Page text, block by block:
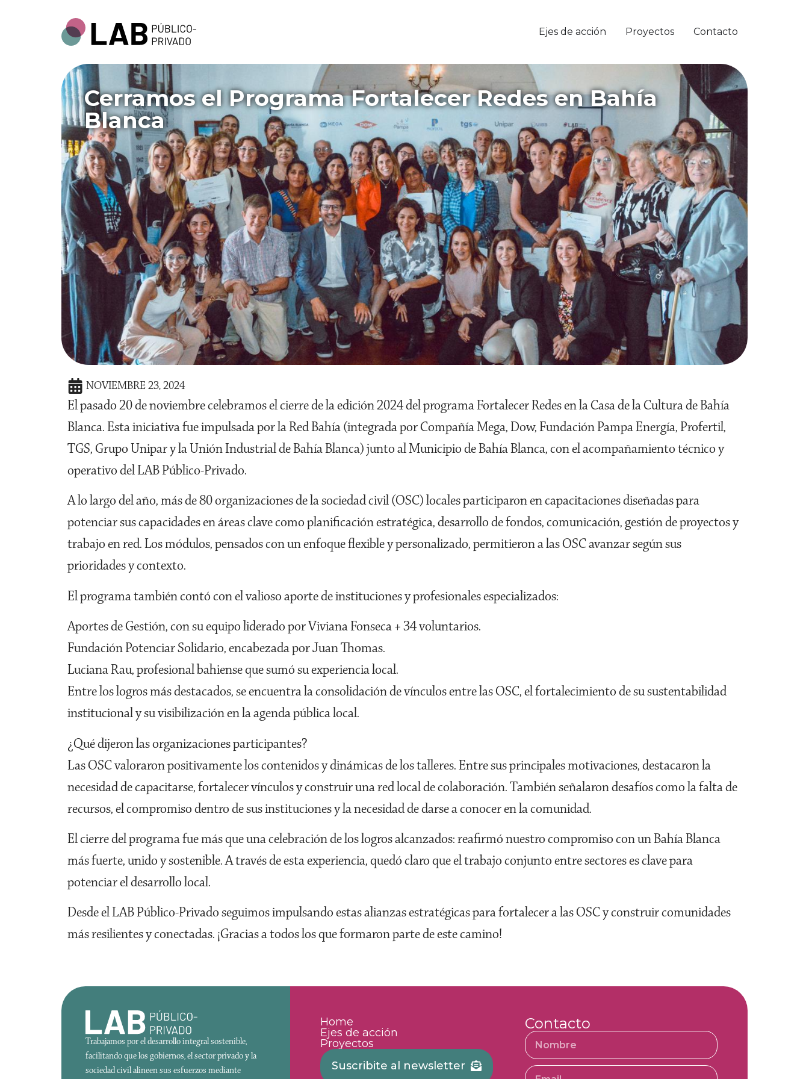
Ejes de acción Proyectos Contacto
Cerramos el Programa Fortalecer Redes en Bahía
Blanca
NOVIEMBRE 23, 2024
El pasado 20 de noviembre celebramos el cierre de la edición 2024 del programa Fortalecer Redes en la Casa de la Cultura de Bahía
Blanca. Esta iniciativa fue impulsada por la Red Bahía (integrada por Compañía Mega, Dow, Fundación Pampa Energía, Profertil,
TGS, Grupo Unipar y la Unión Industrial de Bahía Blanca) junto al Municipio de Bahía Blanca, con el acompañamiento técnico y
operativo del LAB Público-Privado.
A lo largo del año, más de 80 organizaciones de la sociedad civil (OSC) locales participaron en capacitaciones diseñadas para
potenciar sus capacidades en áreas clave como planificación estratégica, desarrollo de fondos, comunicación, gestión de proyectos y
trabajo en red. Los módulos, pensados con un enfoque flexible y personalizado, permitieron a las OSC avanzar según sus
prioridades y contexto.
El programa también contó con el valioso aporte de instituciones y profesionales especializados:
Aportes de Gestión, con su equipo liderado por Viviana Fonseca + 34 voluntarios.
Fundación Potenciar Solidario, encabezada por Juan Thomas.
Luciana Rau, profesional bahiense que sumó su experiencia local.
Entre los logros más destacados, se encuentra la consolidación de vínculos entre las OSC, el fortalecimiento de su sustentabilidad
institucional y su visibilización en la agenda pública local.
¿Qué dijeron las organizaciones participantes?
Las OSC valoraron positivamente los contenidos y dinámicas de los talleres. Entre sus principales motivaciones, destacaron la
necesidad de capacitarse, fortalecer vínculos y construir una red local de colaboración. También señalaron desafíos como la falta de
recursos, el compromiso dentro de sus instituciones y la necesidad de darse a conocer en la comunidad.
El cierre del programa fue más que una celebración de los logros alcanzados: reafirmó nuestro compromiso con un Bahía Blanca
más fuerte, unido y sostenible. A través de esta experiencia, quedó claro que el trabajo conjunto entre sectores es clave para
potenciar el desarrollo local.
Desde el LAB Público-Privado seguimos impulsando estas alianzas estratégicas para fortalecer a las OSC y construir comunidades
más resilientes y conectadas. ¡Gracias a todos los que formaron parte de este camino!
Trabajamos por el desarrollo integral sostenible,
facilitando que los gobiernos, el sector privado y la
sociedad civil alineen sus esfuerzos mediante
Home
Ejes de acción
Proyectos
Suscribite al newsletter
Contacto